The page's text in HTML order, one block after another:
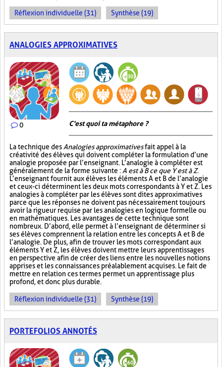
Réflexion individuelle (31) Synthèse (19)
ANALOGIES APPROXIMATIVES
0 C'est quoi ta métaphore ?
La technique des Analogies approximativesfait appel à la
créativité des élèves qui doivent compléter la formulation d’une
analogie proposée par l’enseignant. L’analogie à compléter est
généralement de la forme suivante : A est à B ce que Y est à Z.
L’enseignant fournit aux élèves les éléments A et B de l’analogie
et ceux-ci déterminent les deux mots correspondants à Y et Z. Les
analogies à compléter par les élèves sont dites approximatives
parce que les réponses ne doivent pas nécessairement toujours
avoir la rigueur requise par les analogies en logique formelle ou
en mathématiques. Les avantages de cette technique sont
nombreux. D’abord, elle permet à l’enseignant de déterminer si
ses élèves comprennent la relation entre les concepts A et B de
l’analogie. De plus, afin de trouver les mots correspondant aux
éléments Y et Z, les élèves doivent mettre leurs apprentissages
en perspective afin de créer des liens entre les nouvelles notions
apprises et les connaissances préalablement acquises. Le fait de
mettre en relation ces termes permet un apprentissage plus
profond, et donc plus durable.
Réflexion individuelle (31) Synthèse (19)
PORTEFOLIOS ANNOTÉS